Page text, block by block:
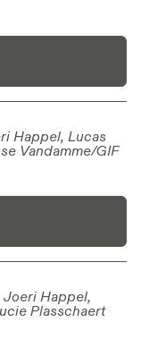
Happel, Lucas
Vandamme/GIF
Happel, Lucas
Vandamme/GIF
Joeri Happel,
Plasschaert
Joeri Happel,
Plasschaert